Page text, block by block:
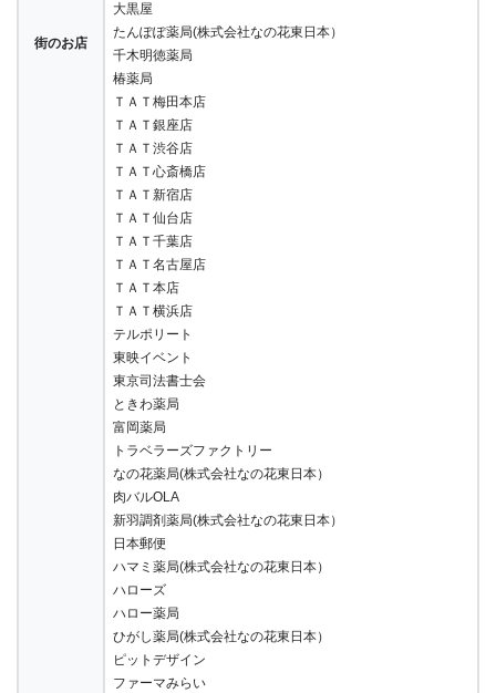
街のお店
大黒屋
たんぽぽ薬局(株式会社なの花東日本）
千木明徳薬局
椿薬局
ＴＡＴ梅田本店
ＴＡＴ銀座店
ＴＡＴ渋谷店
ＴＡＴ心斎橋店
ＴＡＴ新宿店
ＴＡＴ仙台店
ＴＡＴ千葉店
ＴＡＴ名古屋店
ＴＡＴ本店
ＴＡＴ横浜店
テルポリート
東映イベント
東京司法書士会
ときわ薬局
富岡薬局
トラベラーズファクトリー
なの花薬局(株式会社なの花東日本）
肉バルOLA
新羽調剤薬局(株式会社なの花東日本）
日本郵便
ハマミ薬局(株式会社なの花東日本）
ハローズ
ハロー薬局
ひがし薬局(株式会社なの花東日本）
ピットデザイン
ファーマみらい